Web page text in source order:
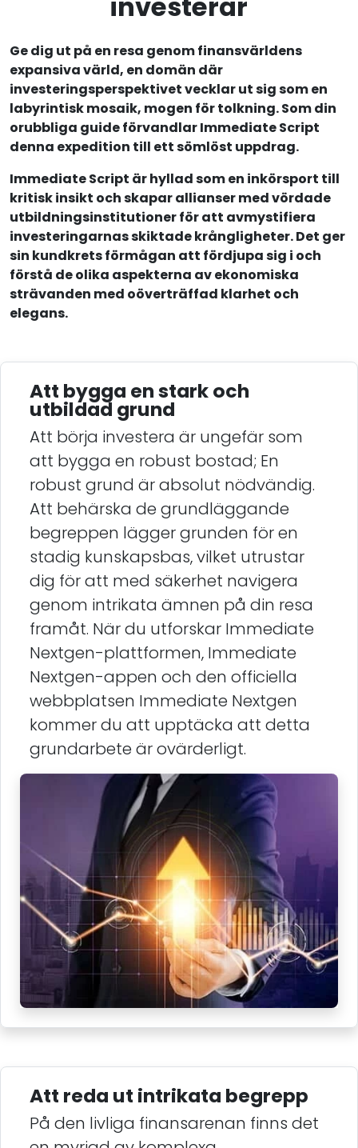
Ge dig ut på en resa genom finansvärldens
expansiva värld, en domän där
investeringsperspektivet vecklar ut sig som en
labyrintisk mosaik, mogen för tolkning. Som din
orubbliga guide förvandlar Immediate Script
denna expedition till ett sömlöst uppdrag.
Immediate Script är hyllad som en inkörsport till
kritisk insikt och skapar allianser med vördade
utbildningsinstitutioner för att avmystifiera
investeringarnas skiktade krångligheter. Det ger
sin kundkrets förmågan att fördjupa sig i och
förstå de olika aspekterna av ekonomiska
strävanden med oöverträffad klarhet och
elegans.
Att bygga en stark och
utbildad grund
Att börja investera är ungefär som
att bygga en robust bostad; En
robust grund är absolut nödvändig.
Att behärska de grundläggande
begreppen lägger grunden för en
stadig kunskapsbas, vilket utrustar
dig för att med säkerhet navigera
genom intrikata ämnen på din resa
framåt. När du utforskar Immediate
Nextgen-plattformen, Immediate
Nextgen-appen och den officiella
webbplatsen Immediate Nextgen
kommer du att upptäcka att detta
grundarbete är ovärderligt.
Att reda ut intrikata begrepp
På den livliga finansarenan finns det